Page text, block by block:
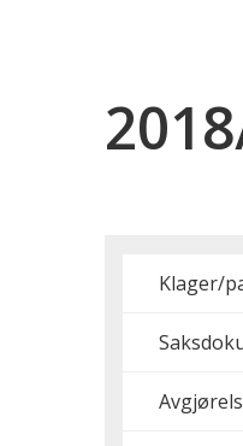
Klager/